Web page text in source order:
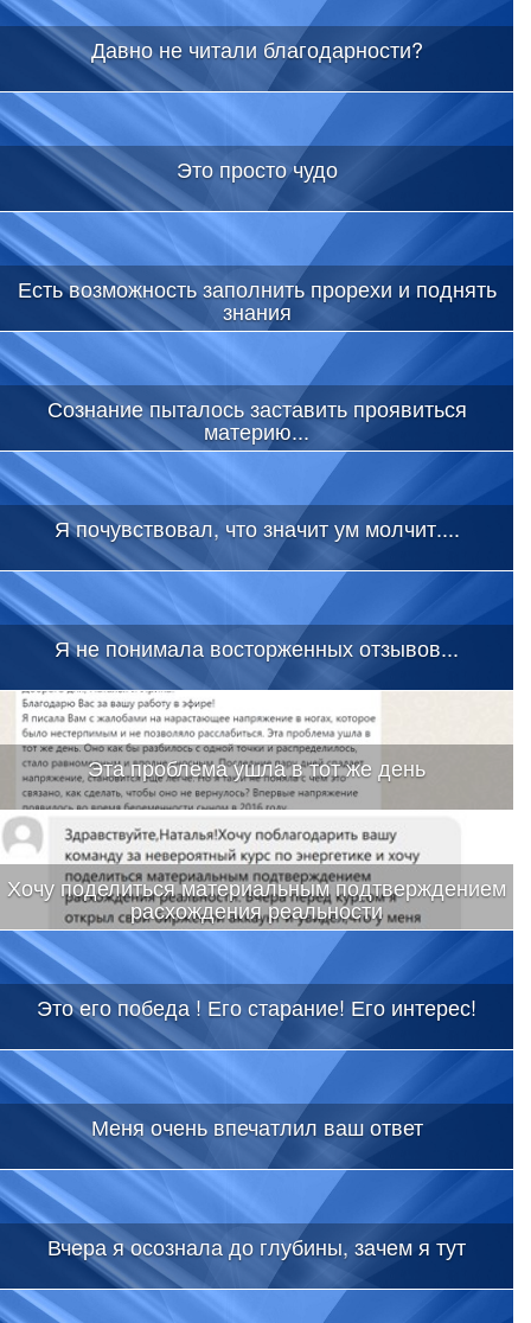
Давно не читали благодарности?
Это просто чудо
Есть возможность заполнить прорехи и поднять
знания
Сознание пыталось заставить проявиться
материю...
Я почувствовал, что значит ум молчит....
Я не понимала восторженных отзывов...
Эта проблема ушла в тот же день
Хочу поделиться материальным подтверждением
расхождения реальности
Это его победа ! Его старание! Его интерес!
Меня очень впечатлил ваш ответ
Вчера я осознала до глубины, зачем я тут